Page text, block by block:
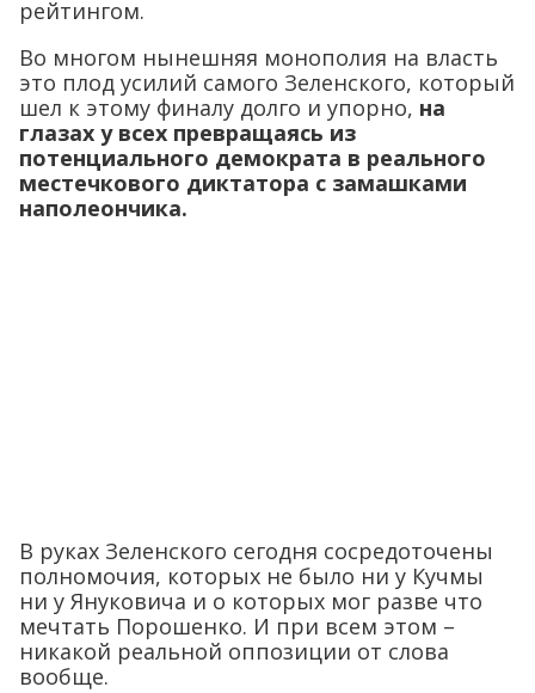
рейтингом.
Во многом нынешняя монополия на власть
это плод усилий самого Зеленского, который
шел к этому финалу долго и упорно, на
глазах у всех превращаясь из
потенциального демократа в реального
местечкового диктатора с замашками
наполеончика.
В руках Зеленского сегодня сосредоточены
полномочия, которых не было ни у Кучмы
ни у Януковича и о которых мог разве что
мечтать Порошенко. И при всем этом –
никакой реальной оппозиции от слова
вообще.